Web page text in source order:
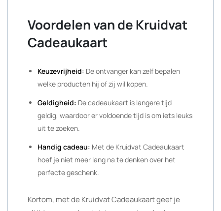
Voordelen van de Kruidvat
Cadeaukaart
Keuzevrijheid: De ontvanger kan zelf bepalen
welke producten hij of zij wil kopen.
Geldigheid: De cadeaukaart is langere tijd
geldig, waardoor er voldoende tijd is om iets leuks
uit te zoeken.
Handig cadeau: Met de Kruidvat Cadeaukaart
hoef je niet meer lang na te denken over het
perfecte geschenk.
Kortom, met de Kruidvat Cadeaukaart geef je